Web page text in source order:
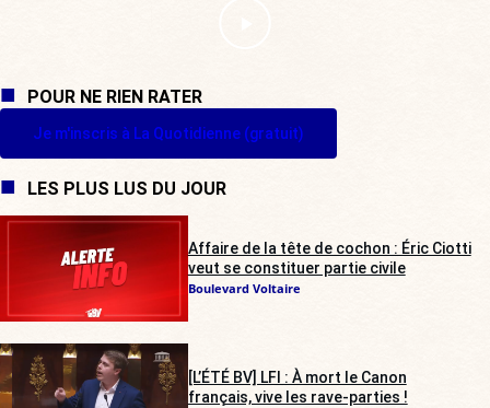
POUR NE RIEN RATER
Je m'inscris à La Quotidienne (gratuit)
LES PLUS LUS DU JOUR
Affaire de la tête de cochon : Éric Ciotti
veut se constituer partie civile
Boulevard Voltaire
[L’ÉTÉ BV] LFI : À mort le Canon
français, vive les rave-parties !